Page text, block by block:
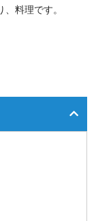
料理です。